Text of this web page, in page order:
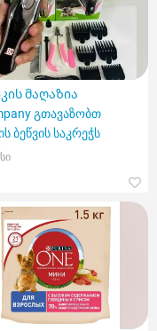
მაღაზია
გთავაზობთ
ბეწვის საკრეჭს